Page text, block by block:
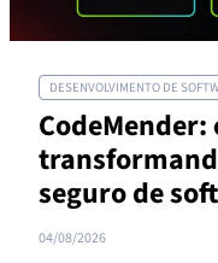
DESENVOLVIMENTO DE
CodeMender:
seguro de
04/08/2026